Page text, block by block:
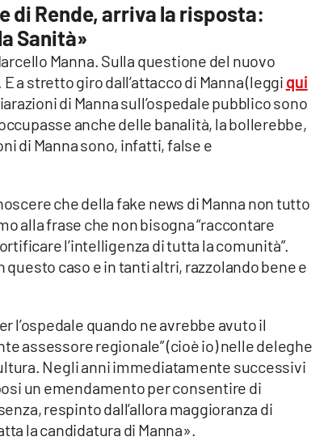
di Rende, arriva la risposta:
Sanità»
Manna. Sulla questione del nuovo
a stretto giro dall’attacco di Manna (leggi qui
di Manna sull’ospedale pubblico sono
anche delle banalità, la bollerebbe,
di Manna sono, infatti, false e
che dellafake news di Manna non tutto
alla frase che non bisogna “raccontare
l’intelligenza ditutta la comunità”.
caso e in tanti altri, razzolando bene e
l’ospedale quando ne avrebbe avuto il
assessore regionale” (cioè io) nelle deleghe
. Negli anni immediatamente successivi
un emendamento per consentire di
, respinto dall’allora maggioranza di
la candidatura di Manna».